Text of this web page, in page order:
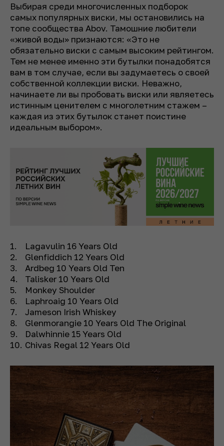
Выбирая среди многочисленных подборок
самых популярных виски, мы остановились на
топе сообщества Abov. Тамошние любители
«живой воды» признаются: «Это не
обязательно виски с самым высоким рейтингом.
Тем не менее именно эти бутылки понадобятся
вам в том случае, если вы задумаетесь о своей
собственной коллекции виски. Неважно,
начинаете ли вы пробовать виски или являетесь
истинным ценителем с многолетним стажем –
каждая из этих бутылок станет поистине
идеальным выбором».
Lagavulin 16 Years Old
Glenfiddich 12 Years Old
Ardbeg 10 Years Old Ten
Talisker 10 Years Old
Monkey Shoulder
Laphroaig 10 Years Old
Jameson Irish Whiskey
Glenmorangie 10 Years Old The Original
Dalwhinnie 15 Years Old
Chivas Regal 12 Years Old